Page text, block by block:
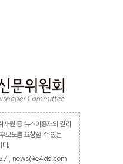
재원 등 뉴스이용자의 권리
보도를 요청할 수 있는
다.
, news@e4ds.com